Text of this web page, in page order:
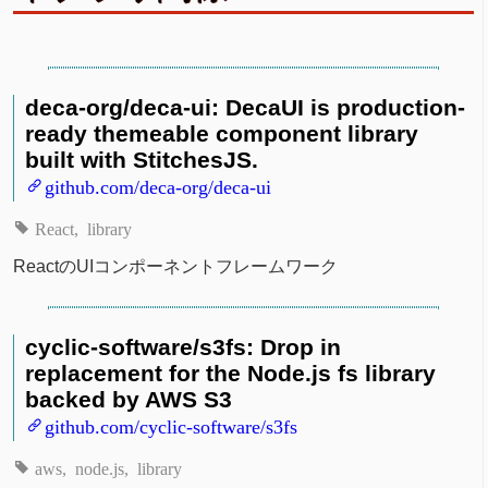
deca-org/deca-ui: DecaUI is production-
ready themeable component library
built with StitchesJS.
github.com/deca-org/deca-ui
React library
ReactのUIコンポーネントフレームワーク
cyclic-software/s3fs: Drop in
replacement for the Node.js fs library
backed by AWS S3
github.com/cyclic-software/s3fs
aws node.js library